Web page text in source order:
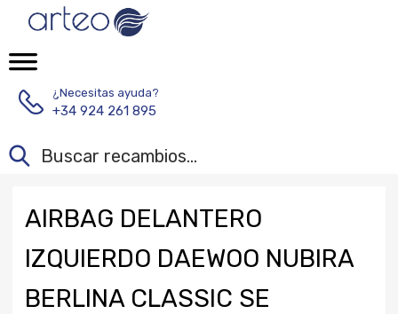
¿Necesitas ayuda?
+34 924 261 895
AIRBAG DELANTERO
IZQUIERDO DAEWOO NUBIRA
BERLINA CLASSIC SE